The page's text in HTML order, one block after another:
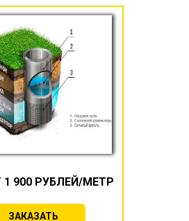
900 РУБЛЕЙ/МЕТР
ЗАКАЗАТЬ